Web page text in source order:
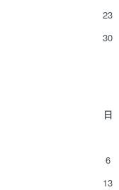
23
30
日
6
13